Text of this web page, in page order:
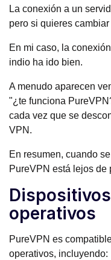
La conexión a un
pero si quieres
En mi caso, la
indio ha ido bien.
A menudo aparecen
"¿te funciona
cada vez que se
VPN.
En resumen, cuando
PureVPN está lejos de
operativos
PureVPN es
operativos, incluyendo: